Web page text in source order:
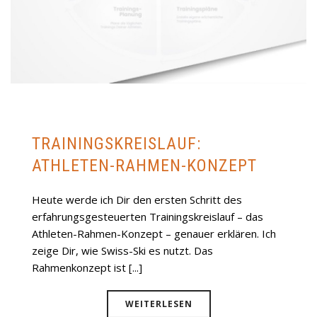
TRAININGSKREISLAUF:
ATHLETEN-RAHMEN-KONZEPT
Heute werde ich Dir den ersten Schritt des
erfahrungsgesteuerten Trainingskreislauf – das
Athleten-Rahmen-Konzept – genauer erklären. Ich
zeige Dir, wie Swiss-Ski es nutzt. Das
Rahmenkonzept ist [...]
WEITERLESEN